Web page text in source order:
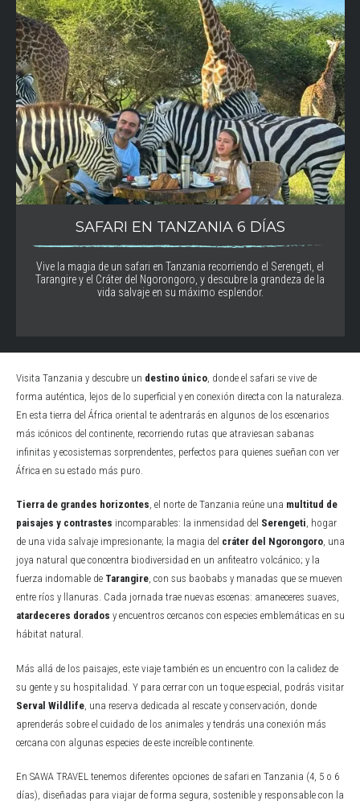
SAFARI EN TANZANIA 6 DÍAS
Vive la magia de un safari en Tanzania recorriendo el Serengeti, el
Tarangire y el Cráter del Ngorongoro, y descubre la grandeza de la
vida salvaje en su máximo esplendor.
Visita Tanzania y descubre un destino único, donde el safari se vive de
forma auténtica, lejos de lo superficial y en conexión directa con la naturaleza.
En esta tierra del África oriental te adentrarás en algunos de los escenarios
más icónicos del continente, recorriendo rutas que atraviesan sabanas
infinitas y ecosistemas sorprendentes, perfectos para quienes sueñan con ver
África en su estado más puro.
Tierra de grandes horizontes, el norte de Tanzania reúne una multitud de
paisajes y contrastes incomparables: la inmensidad del Serengeti, hogar
de una vida salvaje impresionante; la magia del cráter del Ngorongoro, una
joya natural que concentra biodiversidad en un anfiteatro volcánico; y la
fuerza indomable de Tarangire, con sus baobabs y manadas que se mueven
entre ríos y llanuras. Cada jornada trae nuevas escenas: amaneceres suaves,
atardeceres dorados y encuentros cercanos con especies emblemáticas en su
hábitat natural.
Más allá de los paisajes, este viaje también es un encuentro con la calidez de
su gente y su hospitalidad. Y para cerrar con un toque especial, podrás visitar
Serval Wildlife, una reserva dedicada al rescate y conservación, donde
aprenderás sobre el cuidado de los animales y tendrás una conexión más
cercana con algunas especies de este increíble continente.
En SAWA TRAVEL tenemos diferentes opciones de safari en Tanzania (4, 5 o 6
días), diseñadas para viajar de forma segura, sostenible y responsable con la